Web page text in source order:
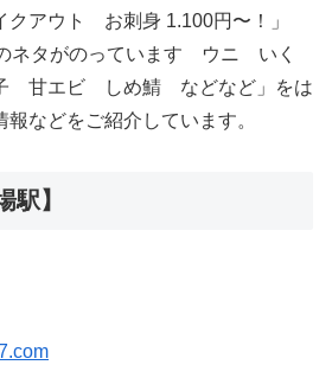
クアウト お刺身 1.100円〜！」
ネタがのっています ウニ いく
甘エビ しめ鯖 などなど」をは
などをご紹介しています。
駅】